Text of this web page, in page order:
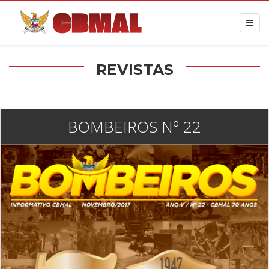
REVISTAS
BOMBEIROS Nº 22